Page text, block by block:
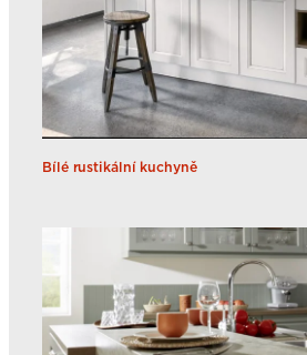
Bílé rustikální kuchyně